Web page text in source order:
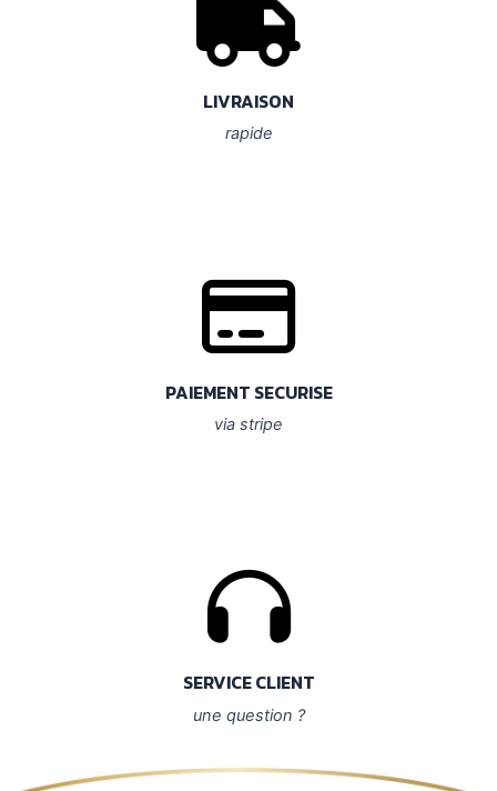
LIVRAISON
rapide
PAIEMENT SECURISE
via stripe
SERVICE CLIENT
une question ?